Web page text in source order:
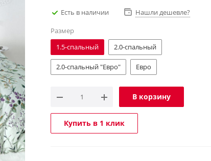
Есть в наличии
Нашли дешевле?
Размер
1.5-спальный
2.0-спальный
2.0-спальный "Евро" Евро
В корзину
Купить в 1 клик